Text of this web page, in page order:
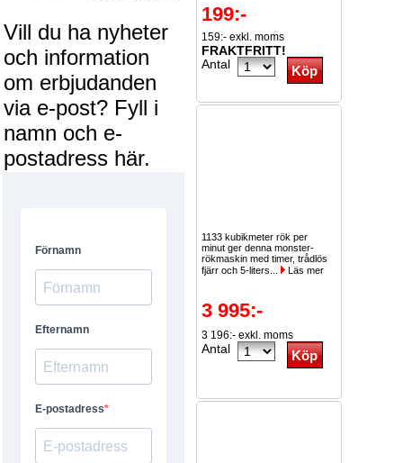
Vill du ha nyheter
och information
om erbjudanden
via e-post? Fyll i
namn och e-
postadress här.
199:-
159:- exkl. moms
FRAKTFRITT!
Antal
1133 kubikmeter rök per
minut ger denna monster-
rökmaskin med timer, trådlös
fjärr och 5-liters...
Läs mer
3 995:-
3 196:- exkl. moms
Antal